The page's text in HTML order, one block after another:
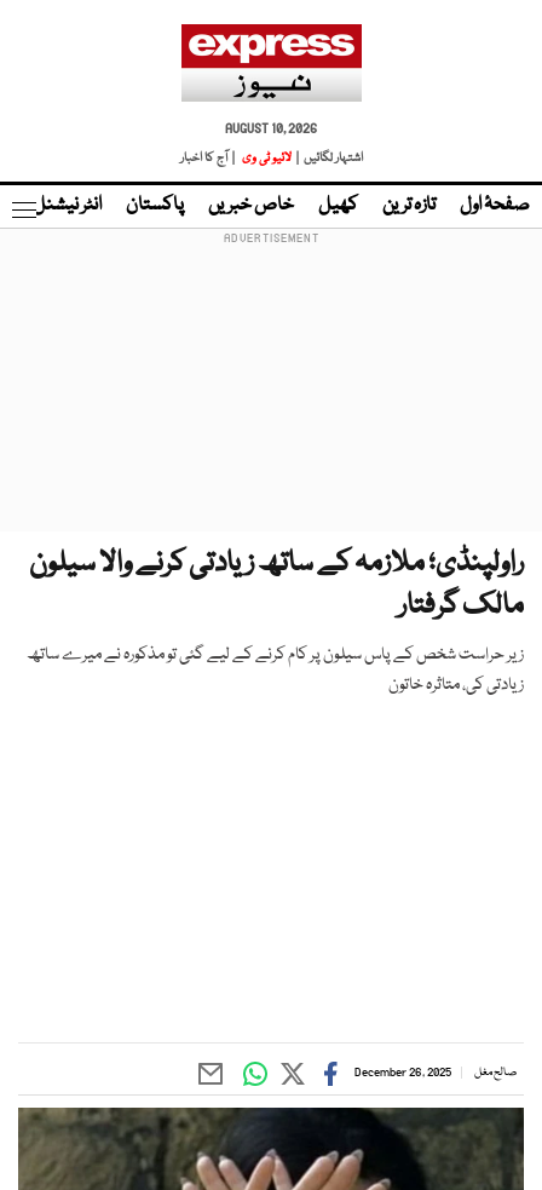
AUGUST 10, 2026
اشتہار لگائیں |
لائیو ٹی وی | آج کا اخبار
صفحۂ اول تازہ ترین کھیل خاص خبریں پاکستان انٹر نیشنل
راولپنڈی؛ ملازمہ کے ساتھ زیادتی کرنے والا سیلون
مالک گرفتار
زیر حراست شخص کے پاس سیلون پر کام کرنے کے لیے گئی تو مذکورہ نے میرے ساتھ
زیادتی کی، متاثرہ خاتون
صالح مغل December 26, 2025